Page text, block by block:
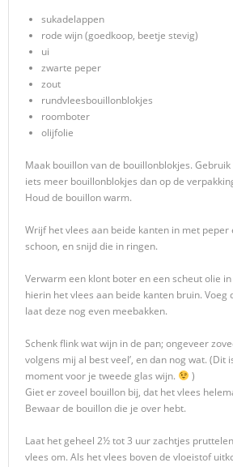
sukadelappen
rode wijn (goedkoop, beetje stevig)
ui
zwarte peper
zout
rundvleesbouillonblokjes
roomboter
olijfolie
Maak bouillon van de bouillonblokjes.
iets meer bouillonblokjes dan op de
Houd de bouillon warm.
Wrijf het vlees aan beide kanten in met peper
schoon, en snijd die in ringen.
Verwarm een klont boter en een scheut olie
hierin het vlees aan beide kanten bruin. Voeg
laat deze nog even meebakken.
Schenk flink wat wijn in de pan; ongeveer
volgens mij al best veel’, en dan nog wat. (Dit
moment voor je tweede glas wijn.
)
Giet er zoveel bouillon bij, dat het vlees
Bewaar de bouillon die je over hebt.
Laat het geheel 2½ tot 3 uur zachtjes
vlees om. Als het vlees boven de vloeistof